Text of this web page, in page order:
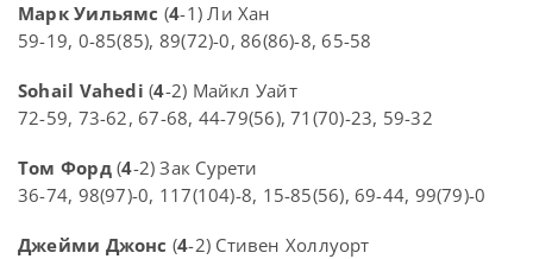
Марк Уильямс (4-1) Ли Хан
59-19, 0-85(85), 89(72)-0, 86(86)-8, 65-58
Sohail Vahedi (4-2) Майкл Уайт
72-59, 73-62, 67-68, 44-79(56), 71(70)-23, 59-32
Том Форд(4-2) Зак Сурети
36-74, 98(97)-0, 117(104)-8, 15-85(56), 69-44, 99(79)-0
Джейми Джонс (4-2) Стивен Холлуорт